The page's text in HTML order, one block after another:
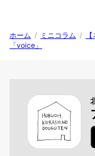
ホーム / ミニコラム /
「voice」